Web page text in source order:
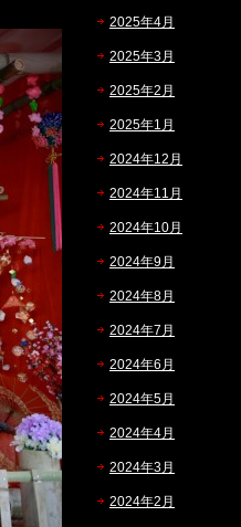
2025年4月
2025年3月
2025年2月
2025年1月
2024年12月
2024年11月
2024年10月
2024年9月
2024年8月
2024年7月
2024年6月
2024年5月
2024年4月
2024年3月
2024年2月